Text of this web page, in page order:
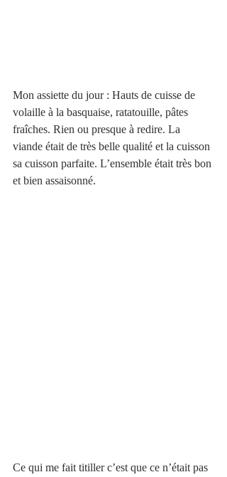
Mon assiette du jour : Hauts de cuisse de
volaille à la basquaise, ratatouille, pâtes
fraîches. Rien ou presque à redire. La
viande était de très belle qualité et la cuisson
sa cuisson parfaite. L’ensemble était très bon
et bien assaisonné.
Ce qui me fait titiller c’est que ce n’était pas